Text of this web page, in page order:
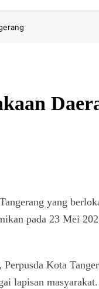
yang
pada 23 Mei
Kota
lapisan